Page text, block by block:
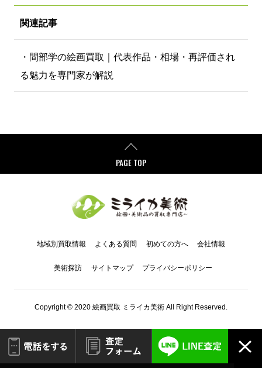
関連記事
・間部学の絵画買取｜代表作品・相場・再評価され
る魅力を専門家が解説
PAGE TOP
地域別買取情報 よくある質問 初めての方へ 会社情報
美術探訪 サイトマップ プライバシーポリシー
Copyright © 2020 絵画買取 ミライカ美術 All Right Reserved.